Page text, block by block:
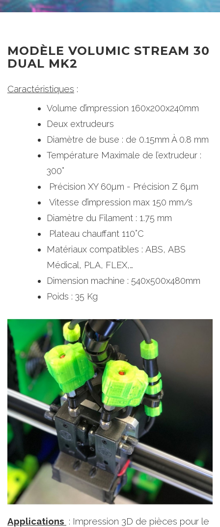
MODÈLE VOLUMIC STREAM 30
DUAL MK2
Caractéristiques :
Volume d’impression 160x200x240mm​
Deux extrudeurs ​
Diamètre de buse : de 0.15mm À 0.8 mm​
Température Maximale de l’extrudeur :
300°​
Précision XY 60µm - Précision Z 6µm ​
Vitesse d’impression max 150 mm/s ​
Diamètre du Filament : 1.75 mm​
Plateau chauffant 110°C ​
Matériaux compatibles : ABS, ABS
Médical, PLA, FLEX,…​
Dimension machine : 540x500x480mm​
Poids : 35 Kg
Applications : Impression 3D de pièces pour le